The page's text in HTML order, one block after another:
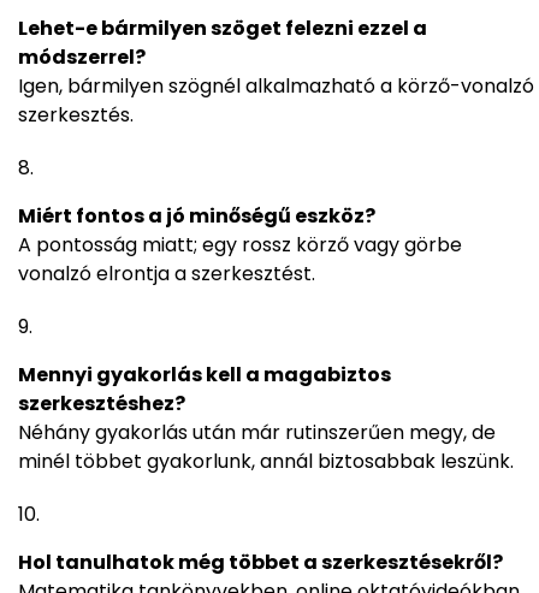
Lehet-e bármilyen szöget felezni ezzel a
módszerrel?
Igen, bármilyen szögnél alkalmazható a körző-vonalzó
szerkesztés.
Miért fontos a jó minőségű eszköz?
A pontosság miatt; egy rossz körző vagy görbe
vonalzó elrontja a szerkesztést.
Mennyi gyakorlás kell a magabiztos
szerkesztéshez?
Néhány gyakorlás után már rutinszerűen megy, de
minél többet gyakorlunk, annál biztosabbak leszünk.
Hol tanulhatok még többet a szerkesztésekről?